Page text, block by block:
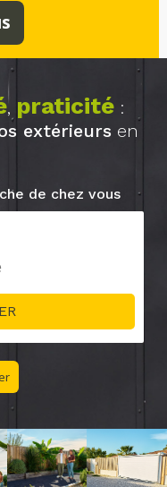
, praticité:
extérieurs en
de chez vous